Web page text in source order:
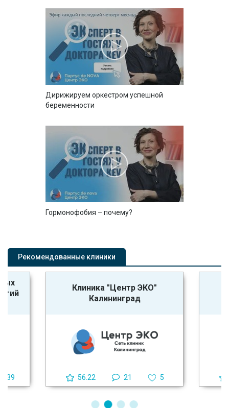
Дирижируем оркестром успешной
беременности
Гормонофобия – почему?
Рекомендованные клиники
39
Клиника "Центр ЭКО"
Калининград
56.22 21 5